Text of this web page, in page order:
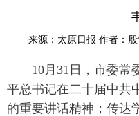
太原日报 太原晚报
来源： 太原日报 作者：
10月31日，市委常
平总书记在二十届中共
的重要讲话精神；传达